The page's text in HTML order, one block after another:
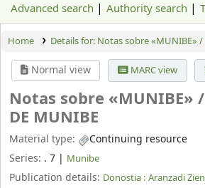
Advanced search Authority search
Home Details for: Notas sobre «MUNIBE» /
Normal view MARC view
Notas sobre «MUNIBE» /
DE MUNIBE
Material type:
Continuing resource
Series: . 7 | Munibe
Publication details: Donostia : Aranzadi